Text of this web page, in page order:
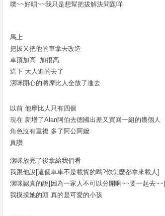
噗~~好唄~~我只是想幫把拔解決問題咩
馬上
把拔又把他的車拿去改造
車頂加高 加很高
這下 大人進的去了
潔咪開心的將摩比人全放了進去
以前 他摩比人只有四個
現在 新增了Alan阿伯去德國出差又買回一組的幾個人
角色沒有重複 多了阿公阿嬤
真讚
潔咪放完了後拿給我們看
我跟他說[這個車車不是載貨的嗎?你怎麼都拿來載人]
潔咪認真的說[因為一家人不可以分開啊~~要一起去~~]
我摸摸她的頭 真的是可愛的小孩